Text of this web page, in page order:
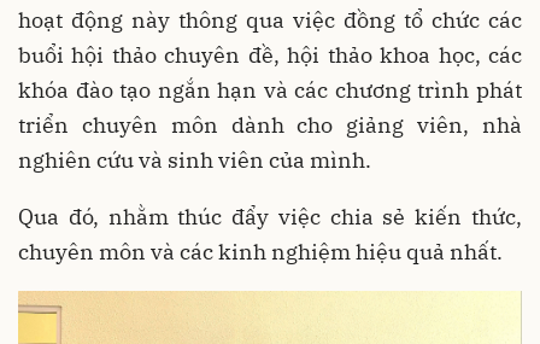
hoạt động này thông qua việc đồng tổ chức các
buổi hội thảo chuyên đề, hội thảo khoa học, các
khóa đào tạo ngắn hạn và các chương trình phát
triển chuyên môn dành cho giảng viên, nhà
nghiên cứu và sinh viên của mình.
Qua đó, nhằm thúc đẩy việc chia sẻ kiến thức,
chuyên môn và các kinh nghiệm hiệu quả nhất.